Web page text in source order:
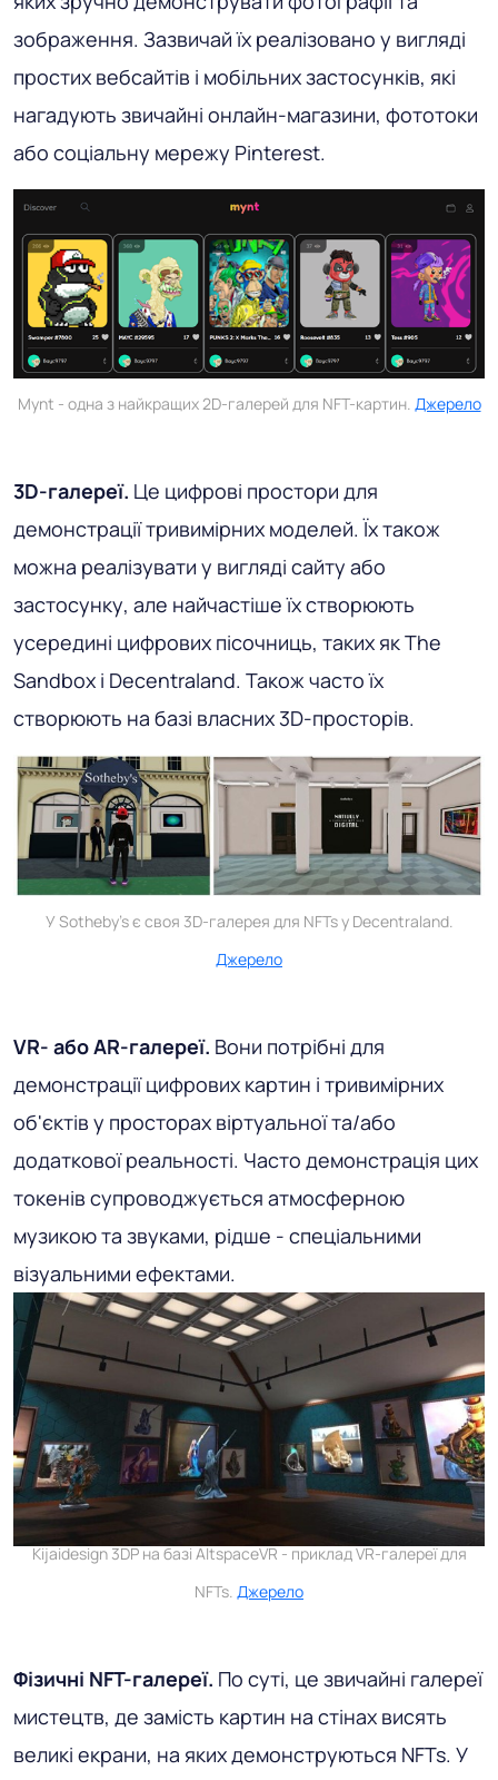
зображення. Зазвичай їх реалізовано у вигляді
простих вебсайтів і мобільних застосунків, які
нагадують звичайні онлайн-магазини, фототоки
або соціальну мережу Pinterest.
Mynt - одна з найкращих 2D-галерей для NFT-картин. Джерело
3D-галереї. Це цифрові простори для
демонстрації тривимірних моделей. Їх також
можна реалізувати у вигляді сайту або
застосунку, але найчастіше їх створюють
усередині цифрових пісочниць, таких як The
Sandbox і Decentraland. Також часто їх
створюють на базі власних 3D-просторів.
У Sotheby's є своя 3D-галерея для NFTs у Decentraland.
Джерело
VR- або AR-галереї. Вони потрібні для
демонстрації цифрових картин і тривимірних
об'єктів у просторах віртуальної та/або
додаткової реальності. Часто демонстрація цих
токенів супроводжується атмосферною
музикою та звуками, рідше - спеціальними
візуальними ефектами.
Kijaidesign 3DP на базі AltspaceVR - приклад VR-галереї для
NFTs. Джерело
Фізичні NFT-галереї. По суті, це звичайні галереї
мистецтв, де замість картин на стінах висять
великі екрани, на яких демонструються NFTs. У